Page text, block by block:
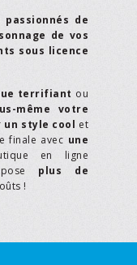
passionnés de
de vos
sous licence
terrifiant ou
même votre
un style cool et
finale avec une
en ligne
plus de
!